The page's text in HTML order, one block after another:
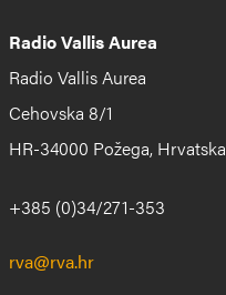
Radio Vallis Aurea
Radio Vallis Aurea
Cehovska 8/1
HR-34000 Požega, Hrvatska
+385 (0)34/271-353
rva@rva.hr